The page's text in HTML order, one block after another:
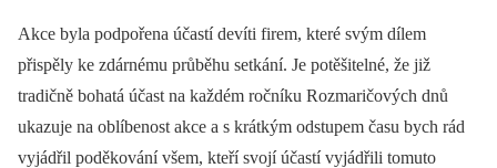
Akce byla podpořena účastí devíti firem, které svým dílem
přispěly ke zdárnému průběhu setkání. Je potěšitelné, že již
tradičně bohatá účast na každém ročníku Rozmaričových dnů
ukazuje na oblíbenost akce a s krátkým odstupem času bych rád
vyjádřil poděkování všem, kteří svojí účastí vyjádřili tomuto